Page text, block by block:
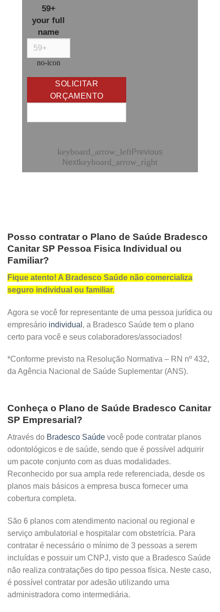
59+
your full
name
no-icon
SOLICITAR
ORÇAMENTO
keyboard_arrow_leftPrevious
Nextkeyboard_arrow_right
Posso contratar o Plano de Saúde Bradesco
Canitar SP Pessoa Fisica Individual ou
Familiar?
Fique atento! A Bradesco Saúde não comercializa
seguro individual ou familiar.
Agora se você for representante de uma pessoa jurídica ou
empresário individual , a Bradesco Saúde tem o plano
certo para você e seus colaboradores/associados!
*Conforme previsto na Resolução Normativa – RN nº 432,
da Agência Nacional de Saúde Suplementar (ANS).
Conheça o Plano de Saúde Bradesco Canitar
SP Empresarial?
Através do Bradesco Saúde você pode contratar planos
odontológicos e de saúde, sendo que é possível adquirir
um pacote conjunto com as duas modalidades.
Reconhecido por sua ampla rede referenciada, desde os
planos mais básicos a empresa busca fornecer uma
cobertura completa.
São 6 planos com atendimento nacional ou regional e
serviço ambulatorial e hospitalar com obstetrícia. Para
contratar é necessário o mínimo de 3 pessoas a serem
incluídas e possuir um CNPJ, visto que a Bradesco Saúde
não realiza contratações do tipo pessoa física. Neste caso,
é possível contratar por adesão utilizando uma
administradora como intermediária.